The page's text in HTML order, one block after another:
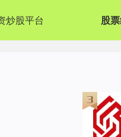
炒股平台 股